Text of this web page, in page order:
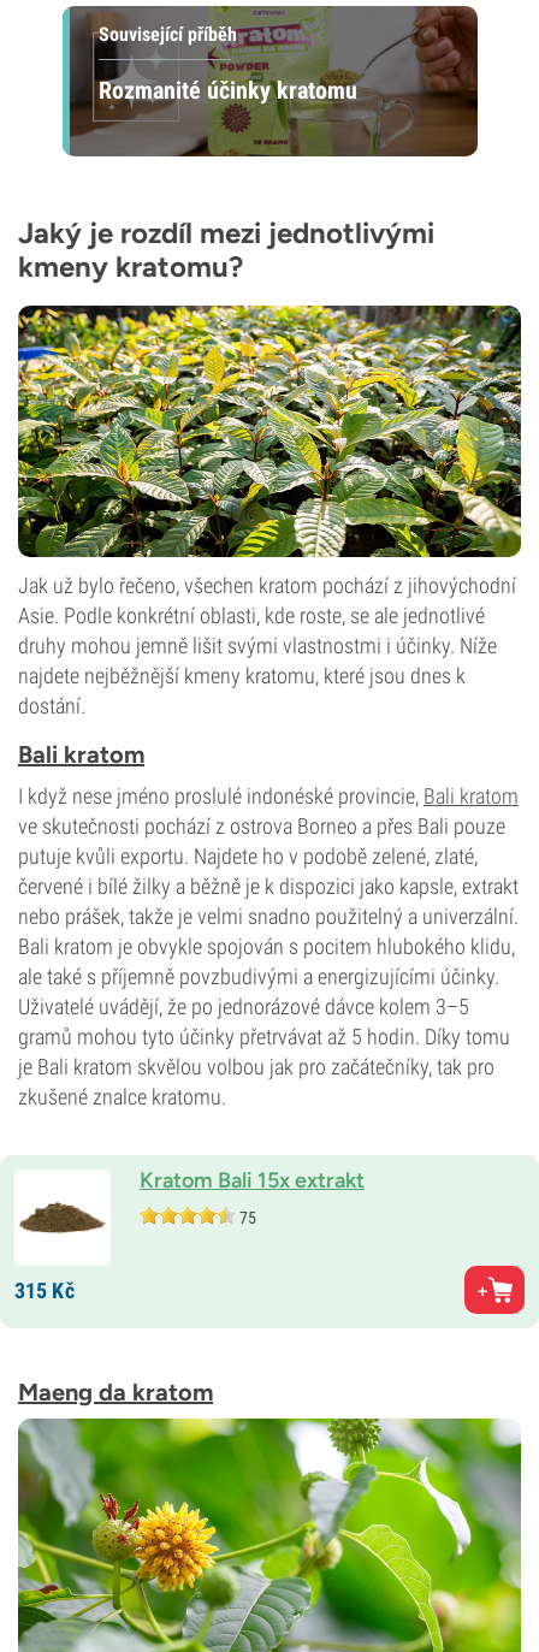
Související příběh
Rozmanité účinky kratomu
Jaký je rozdíl mezi jednotlivými
kmeny kratomu?
Jak už bylo řečeno, všechen kratom pochází z jihovýchodní
Asie. Podle konkrétní oblasti, kde roste, se ale jednotlivé
druhy mohou jemně lišit svými vlastnostmi i účinky. Níže
najdete nejběžnější kmeny kratomu, které jsou dnes k
dostání.
Bali kratom
I když nese jméno proslulé indonéské provincie, Bali kratom
ve skutečnosti pochází z ostrova Borneo a přes Bali pouze
putuje kvůli exportu. Najdete ho v podobě zelené, zlaté,
červené i bílé žilky a běžně je k dispozici jako kapsle, extrakt
nebo prášek, takže je velmi snadno použitelný a univerzální.
Bali kratom je obvykle spojován s pocitem hlubokého klidu,
ale také s příjemně povzbudivými a energizujícími účinky.
Uživatelé uvádějí, že po jednorázové dávce kolem 3–5
gramů mohou tyto účinky přetrvávat až 5 hodin. Díky tomu
je Bali kratom skvělou volbou jak pro začátečníky, tak pro
zkušené znalce kratomu.
Kratom Bali 15x extrakt
75
315 Kč
Maeng da kratom